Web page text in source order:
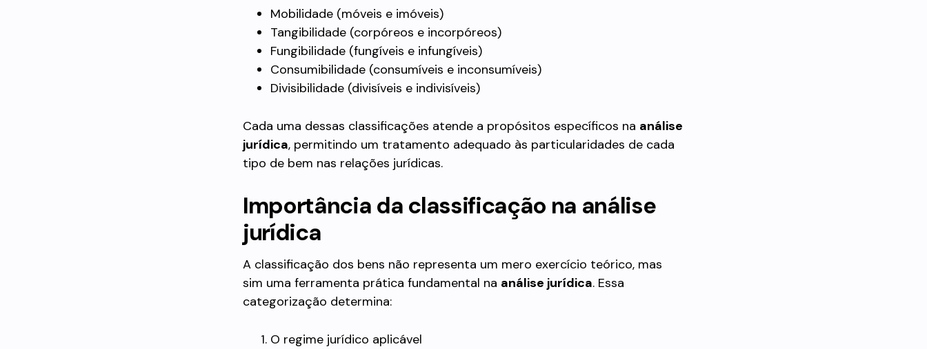
Mobilidade (móveis e imóveis)
Tangibilidade (corpóreos e incorpóreos)
Fungibilidade (fungíveis e infungíveis)
Consumibilidade (consumíveis e inconsumíveis)
Divisibilidade (divisíveis e indivisíveis)
Cada uma dessas classificações atende a propósitos específicos na análise
jurídica, permitindo um tratamento adequado às particularidades de cada
tipo de bem nas relações jurídicas.
Importância da classificação na análise
jurídica
A classificação dos bens não representa um mero exercício teórico, mas
sim uma ferramenta prática fundamental na análise jurídica. Essa
categorização determina:
O regime jurídico aplicável